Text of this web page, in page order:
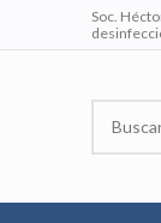
Soc.